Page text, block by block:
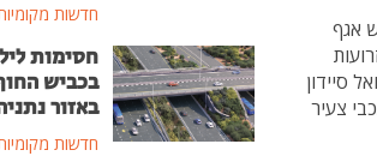
אגף
סיידון
צעיר
חדשות
חסימות
בכביש
באזור
חדשות